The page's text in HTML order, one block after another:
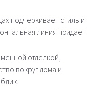
подчеркивает стиль и
линия придает
отделкой,
вокруг дома и